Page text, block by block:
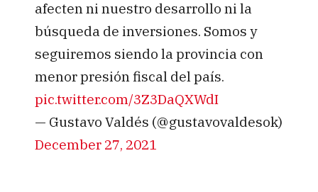
afecten ni nuestro desarrollo ni la
búsqueda de inversiones. Somos y
seguiremos siendo la provincia con
menor presión fiscal del país.
pic.twitter.com/3Z3DaQXWdI
— Gustavo Valdés (@gustavovaldesok)
December 27, 2021